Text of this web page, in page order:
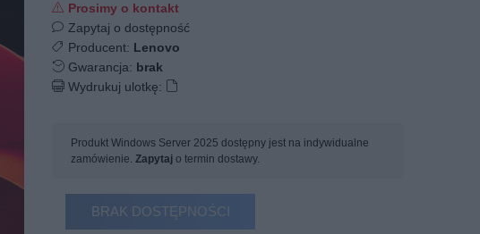
Prosimy o kontakt
Zapytaj o dostępność
Producent: Lenovo
Gwarancja: brak
Wydrukuj ulotkę:
Produkt Windows Server 2025 dostępny jest na indywidualne
zamówienie. Zapytaj o termin dostawy.
BRAK DOSTĘPNOŚCI